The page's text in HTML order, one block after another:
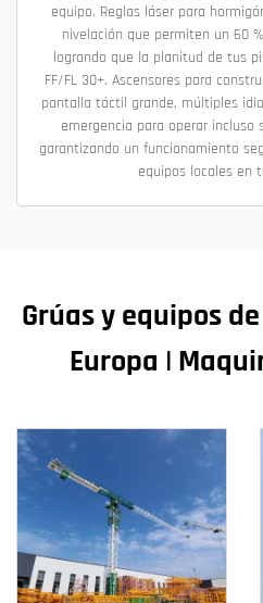
equipo. Reglas láser para
nivelación que permiten un 60
logrando que la planitud de tus
FF/FL 30+. Ascensores para
pantalla táctil grande, múltiples
emergencia para operar incluso
garantizando un funcionamiento
equipos locales en
Grúas y equipos
Europa |